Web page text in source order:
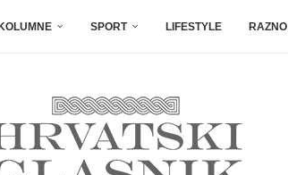
KOLUMNE SPORT LIFESTYLE RAZNO